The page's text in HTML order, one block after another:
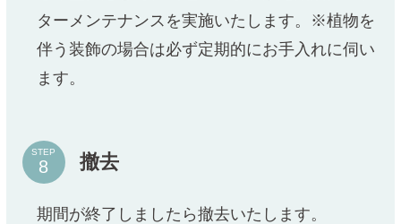
ターメンテナンスを実施いたします。※植物を
伴う装飾の場合は必ず定期的にお手入れに伺い
ます。
STEP 撤去
期間が終了しましたら撤去いたします。